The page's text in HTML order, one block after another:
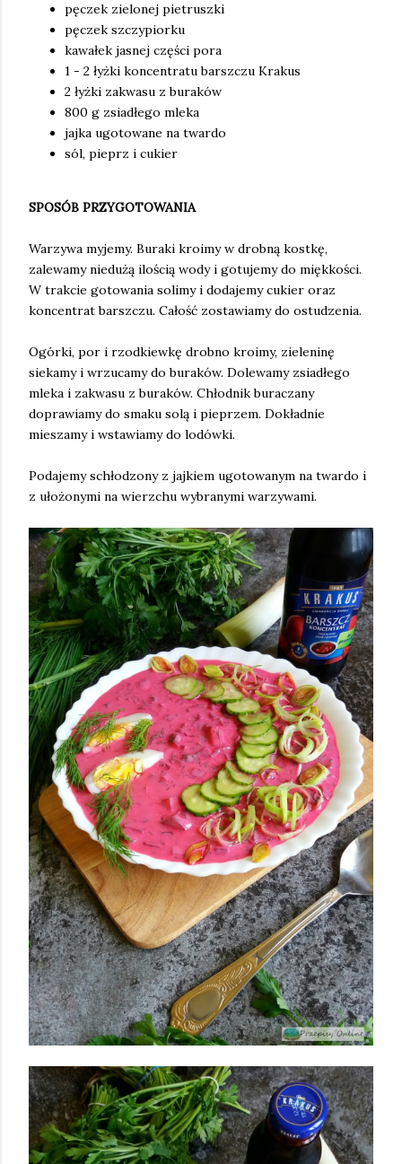
pęczek zielonej pietruszki
pęczek szczypiorku
kawałek jasnej części pora
1 - 2 łyżki koncentratu barszczu Krakus
2 łyżki zakwasu z buraków
800 g zsiadłego mleka
jajka ugotowane na twardo
sól, pieprz i cukier
SPOSÓB PRZYGOTOWANIA
Warzywa myjemy. Buraki kroimy w drobną kostkę,
zalewamy niedużą ilością wody i gotujemy do miękkości.
W trakcie gotowania solimy i dodajemy cukier oraz
koncentrat barszczu. Całość zostawiamy do ostudzenia.
Ogórki, por i rzodkiewkę drobno kroimy, zieleninę
siekamy i wrzucamy do buraków. Dolewamy zsiadłego
mleka i zakwasu z buraków. Chłodnik buraczany
doprawiamy do smaku solą i pieprzem. Dokładnie
mieszamy i wstawiamy do lodówki.
Podajemy schłodzony z jajkiem ugotowanym na twardo i
z ułożonymi na wierzchu wybranymi warzywami.